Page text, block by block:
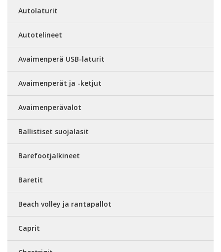
Autolaturit
Autotelineet
Avaimenperä USB-laturit
Avaimenperät ja -ketjut
Avaimenperävalot
Ballistiset suojalasit
Barefootjalkineet
Baretit
Beach volley ja rantapallot
Caprit